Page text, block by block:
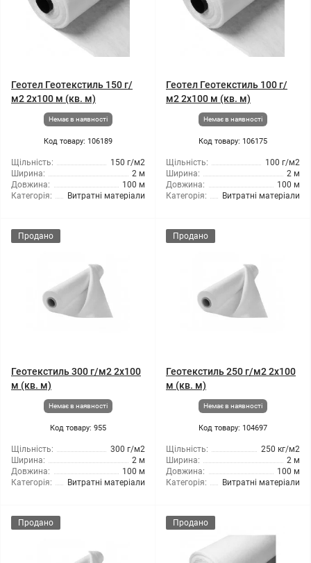
Геотел Геотекстиль 150 г/
м2 2x100 м (кв. м)
Немає в наявності
Код товару: 106189
Щільність:
150 г/м2
Ширина:
2 м
Довжина:
100 м
Категорія:
Витратні матеріали
Геотел Геотекстиль 100 г/
м2 2x100 м (кв. м)
Немає в наявності
Код товару: 106175
Щільність:
100 г/м2
Ширина:
2 м
Довжина:
100 м
Категорія:
Витратні матеріали
Продано
Геотекстиль 300 г/м2 2x100
м (кв. м)
Немає в наявності
Код товару: 955
Щільність:
300 г/м2
Ширина:
2 м
Довжина:
100 м
Категорія:
Витратні матеріали
Продано
Геотекстиль 250 г/м2 2x100
м (кв. м)
Немає в наявності
Код товару: 104697
Щільність:
250 кг/м2
Ширина:
2 м
Довжина:
100 м
Категорія:
Витратні матеріали
Продано Продано